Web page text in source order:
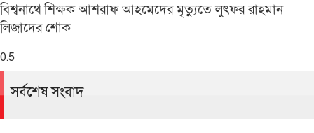
বিশ্বনাথে শিক্ষক আশরাফ আহমেদের মৃত্যুতে লুৎফর রাহমান
লিজাদের শোক
সর্বশেষ সংবাদ